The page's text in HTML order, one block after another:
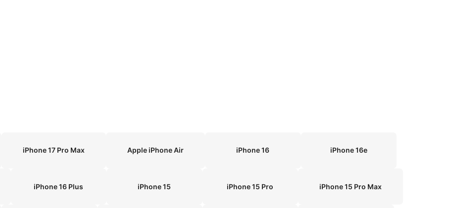
iPhone 17 Pro Max Apple iPhone Air iPhone 16 iPhone 16e
iPhone 16 Plus iPhone 15 iPhone 15 Pro iPhone 15 Pro Max